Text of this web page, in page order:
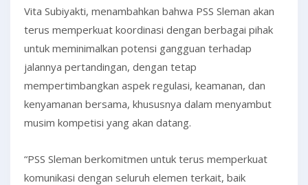
Vita Subiyakti, menambahkan bahwa PSS Sleman akan
terus memperkuat koordinasi dengan berbagai pihak
untuk meminimalkan potensi gangguan terhadap
jalannya pertandingan, dengan tetap
mempertimbangkan aspek regulasi, keamanan, dan
kenyamanan bersama, khususnya dalam menyambut
musim kompetisi yang akan datang.
“PSS Sleman berkomitmen untuk terus memperkuat
komunikasi dengan seluruh elemen terkait, baik